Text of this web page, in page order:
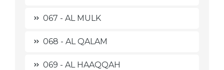
067 - AL MULK
068 - AL QALAM
069 - AL HAAQQAH